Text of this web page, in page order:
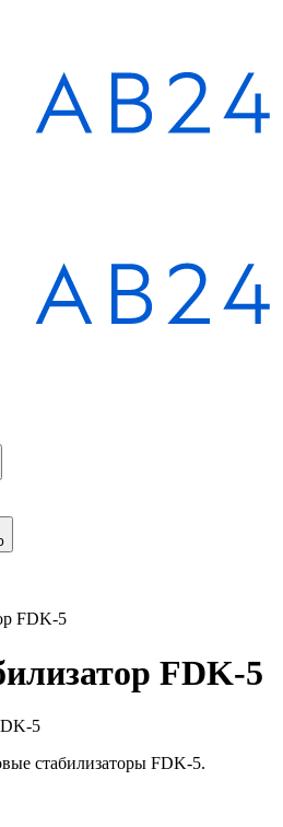
FDK-5
FDK-5
стабилизаторы FDK-5.